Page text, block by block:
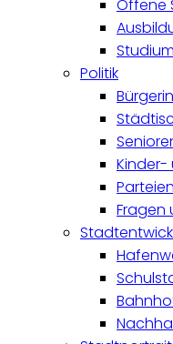
Offene
Studium
Politik
Parteien
Fragen